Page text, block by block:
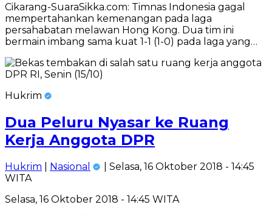
Cikarang-SuaraSikka.com: Timnas Indonesia gagal
mempertahankan kemenangan pada laga
persahabatan melawan Hong Kong. Dua tim ini
bermain imbang sama kuat 1-1 (1-0) pada laga yang…
Hukrim
Dua Peluru Nyasar ke Ruang
Kerja Anggota DPR
Hukrim Nasional
| Selasa, 16 Oktober 2018 - 14:45
WITA
Selasa, 16 Oktober 2018 - 14:45 WITA